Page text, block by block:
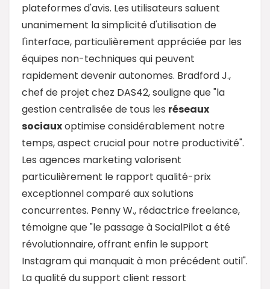
plateformes d'avis. Les utilisateurs saluent
unanimement la simplicité d'utilisation de
l'interface, particulièrement appréciée par les
équipes non-techniques qui peuvent
rapidement devenir autonomes. Bradford J.,
chef de projet chez DAS42, souligne que "la
gestion centralisée de tous les réseaux
sociauxoptimise considérablement notre
temps, aspect crucial pour notre productivité".
Les agences marketing valorisent
particulièrement le rapport qualité-prix
exceptionnel comparé aux solutions
concurrentes. Penny W., rédactrice freelance,
témoigne que "le passage à SocialPilot a été
révolutionnaire, offrant enfin le support
Instagram qui manquait à mon précédent outil".
La qualité du support client ressort